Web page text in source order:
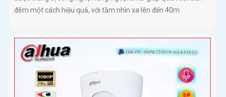
đêm một cách hiệu quả, với tầm nhìn xa lên đến 40m